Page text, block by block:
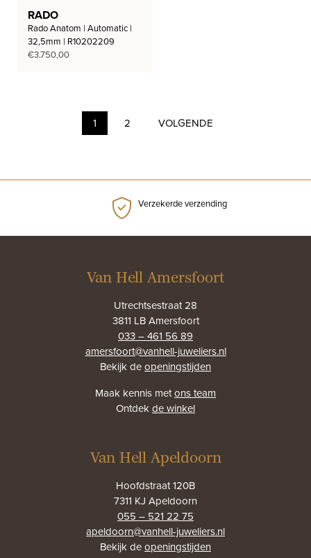
RADO
Rado Anatom | Automatic |
32,5mm | R10202209
€3.750,00
1 2 VOLGENDE
Verzekerde verzending
Van Hell Amersfoort
Utrechtsestraat 28
3811 LB Amersfoort
033 – 461 56 89
amersfoort@vanhell-juweliers.nl
Bekijk deopeningstijden
Maak kennis metons team
Ontdekde winkel
Van Hell Apeldoorn
Hoofdstraat 120B
7311 KJ Apeldoorn
055 – 521 22 75
apeldoorn@vanhell-juweliers.nl
Bekijk deopeningstijden